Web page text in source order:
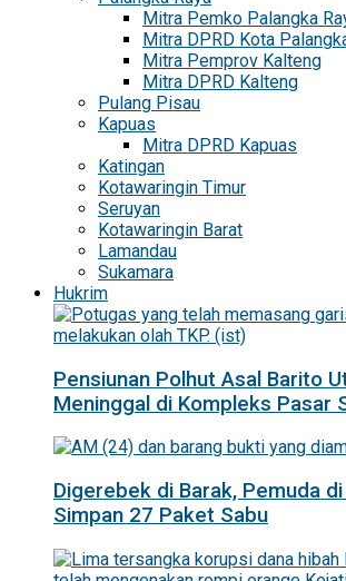
Mitra Pemko Palangka
Mitra DPRD Kota
Mitra Pemprov Kalteng
Mitra DPRD Kalteng
Pulang Pisau
Kapuas
Mitra DPRD Kapuas
Katingan
Kotawaringin Timur
Seruyan
Kotawaringin Barat
Lamandau
Sukamara
Hukrim
Pensiunan Polhut Asal Barito
Meninggal di Kompleks Pasar
Digerebek di Barak, Pemuda
Simpan 27 Paket Sabu